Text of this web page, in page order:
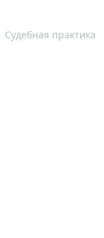
Судебная практика